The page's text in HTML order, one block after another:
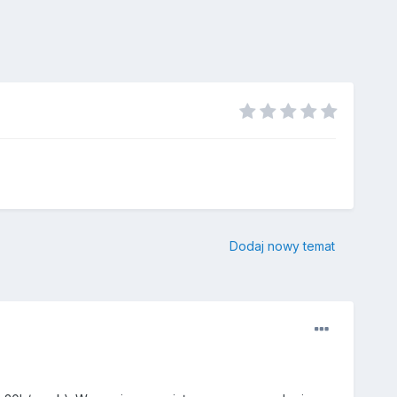
Dodaj nowy temat